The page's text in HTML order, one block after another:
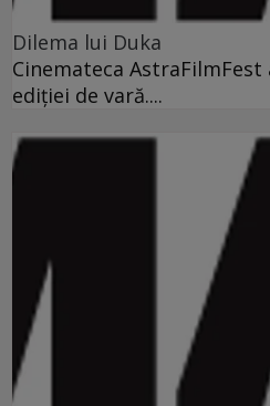
Dilema lui Duka
Cinemateca
ediţiei de vară....